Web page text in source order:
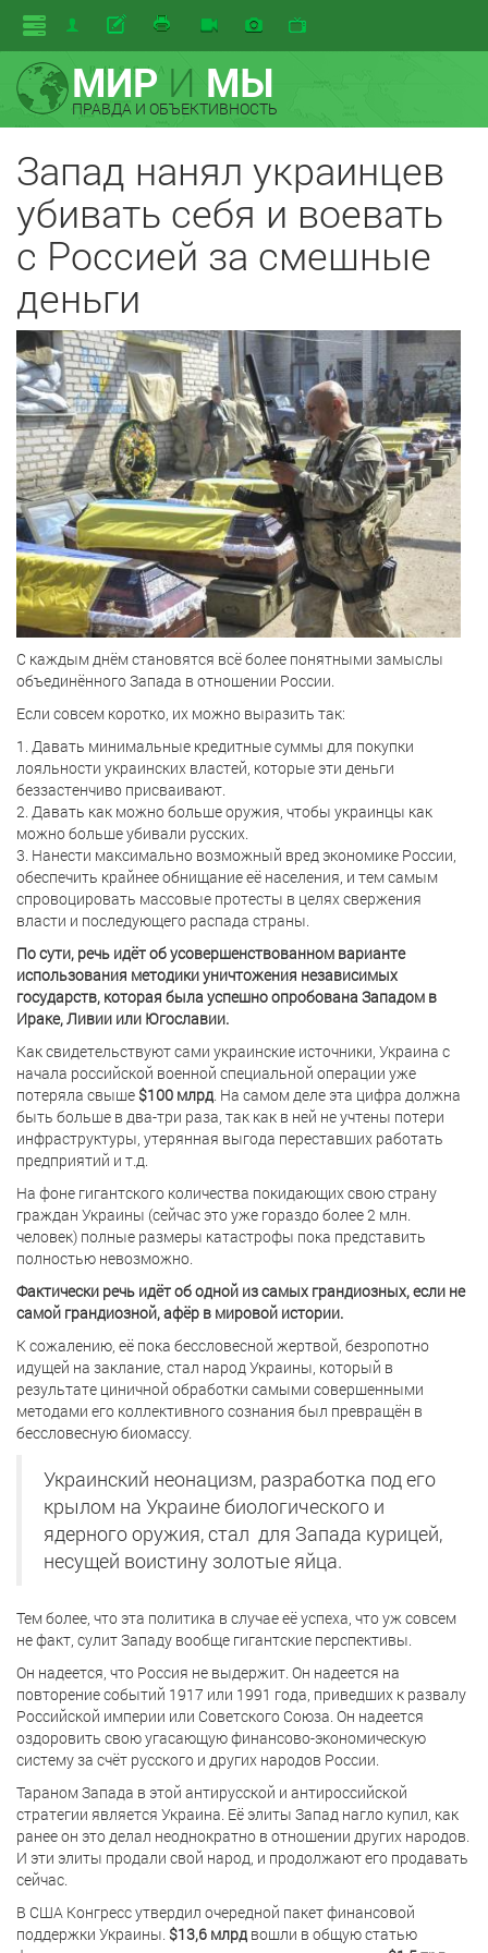
МИРИ МЫ
ПРАВДА И ОБЪЕКТИВНОСТЬ
Запад нанял украинцев
убивать себя и воевать
с Россией за смешные
деньги
С каждым днём становятся всё более понятными замыслы
объединённого Запада в отношении России.
Если совсем коротко, их можно выразить так:
1. Давать минимальные кредитные суммы для покупки
лояльности украинских властей, которые эти деньги
беззастенчиво присваивают.
2. Давать как можно больше оружия, чтобы украинцы как
можно больше убивали русских.
3. Нанести максимально возможный вред экономике России,
обеспечить крайнее обнищание её населения, и тем самым
спровоцировать массовые протесты в целях свержения
власти и последующего распада страны.
По сути, речь идёт об усовершенствованном варианте
использования методики уничтожения независимых
государств, которая была успешно опробована Западом в
Ираке, Ливии или Югославии.
Как свидетельствуют сами украинские источники, Украина с
начала российской военной специальной операции уже
потеряла свыше $100 млрд. На самом деле эта цифра должна
быть больше в два-три раза, так как в ней не учтены потери
инфраструктуры, утерянная выгода переставших работать
предприятий и т.д.
На фоне гигантского количества покидающих свою страну
граждан Украины (сейчас это уже гораздо более 2 млн.
человек) полные размеры катастрофы пока представить
полностью невозможно.
Фактически речь идёт об одной из самых грандиозных, если не
самой грандиозной, афёр в мировой истории.
К сожалению, её пока бессловесной жертвой, безропотно
идущей на заклание, стал народ Украины, который в
результате циничной обработки самыми совершенными
методами его коллективного сознания был превращён в
бессловесную биомассу.
Украинский неонацизм, разработка под его
крылом на Украине биологического и
ядерного оружия, стал для Запада курицей,
несущей воистину золотые яйца.
Тем более, что эта политика в случае её успеха, что уж совсем
не факт, сулит Западу вообще гигантские перспективы.
Он надеется, что Россия не выдержит. Он надеется на
повторение событий 1917 или 1991 года, приведших к развалу
Российской империи или Советского Союза. Он надеется
оздоровить свою угасающую финансово-экономическую
систему за счёт русского и других народов России.
Тараном Запада в этой антирусской и антироссийской
стратегии является Украина. Её элиты Запад нагло купил, как
ранее он это делал неоднократно в отношении других народов.
И эти элиты продали свой народ, и продолжают его продавать
сейчас.
В США Конгресс утвердил очередной пакет финансовой
поддержки Украины. $13,6 млрд вошли в общую статью